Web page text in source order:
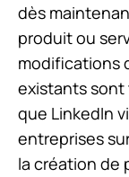
dès
produit ou
modifications
existants
que LinkedIn
entreprises
la création de